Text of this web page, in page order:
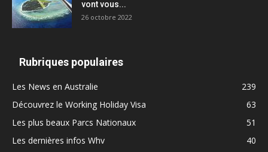
vont vous...
26 octobre 2022
Rubriques populaires
Les News en Australie
239
Découvrez le Working Holiday Visa
63
Les plus beaux Parcs Nationaux
51
Les dernières infos Whv
40